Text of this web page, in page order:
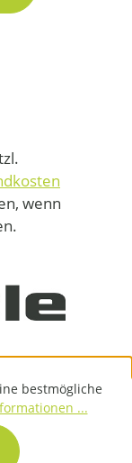
wenn
bestmögliche
...